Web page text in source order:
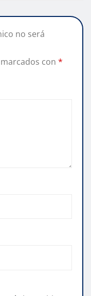
no será
con *